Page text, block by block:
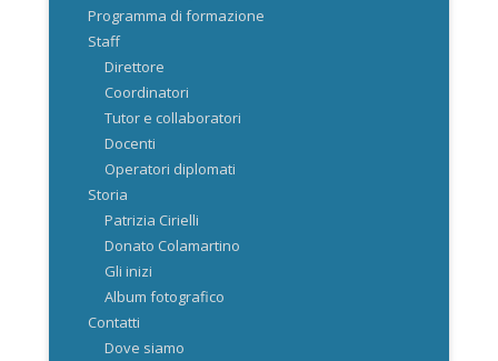
Programma di formazione
Staff
Direttore
Coordinatori
Tutor e collaboratori
Docenti
Operatori diplomati
Storia
Patrizia Cirielli
Donato Colamartino
Gli inizi
Album fotografico
Contatti
Dove siamo